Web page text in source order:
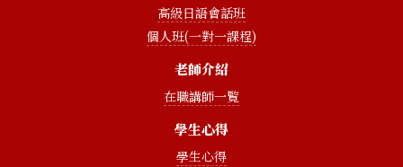
高級日語會話班
個人班(一對一課程)
老師介紹
在職講師一覧
學生心得
學生心得